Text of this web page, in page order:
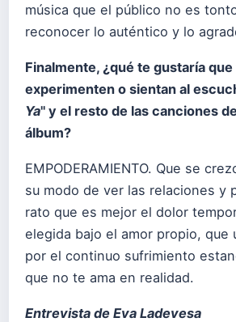
música que el público no es
reconocer lo auténtico y lo
Finalmente, ¿qué te gustaría
experimenten o sientan al
Ya" y el resto de las canciones
álbum?
EMPODERAMIENTO. Que se
su modo de ver las relaciones y
rato que es mejor el dolor
elegida bajo el amor propio, que
por el continuo sufrimiento
que no te ama en realidad.
Entrevista de Eva Ladevesa